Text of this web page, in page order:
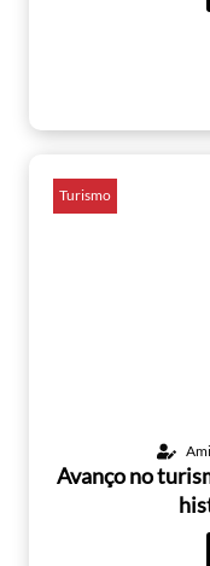
Turismo
Avanço no